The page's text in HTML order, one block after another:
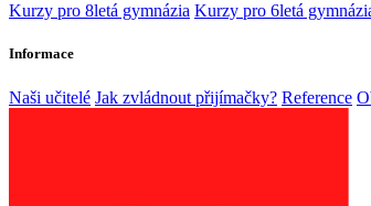
Kurzy pro 8letá gymnázia Kurzy pro 6letá
Informace
Naši učitelé Jak zvládnout přijímačky? Reference